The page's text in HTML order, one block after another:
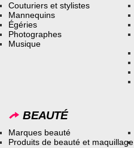
Couturiers et stylistes
Mannequins
Égéries
Photographes
Musique
BEAUTÉ
Marques beauté
Produits de beauté et maquillage